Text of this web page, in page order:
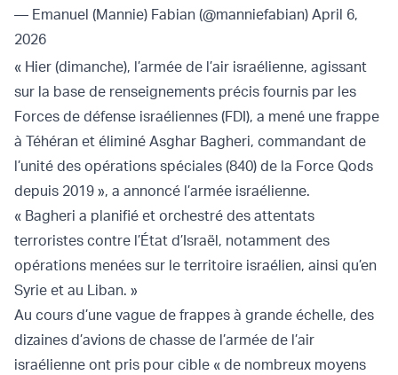
— Emanuel (Mannie) Fabian (@manniefabian) April 6,
2026
« Hier (dimanche), l’armée de l’air israélienne, agissant
sur la base de renseignements précis fournis par les
Forces de défense israéliennes (FDI), a mené une frappe
à Téhéran et éliminé Asghar Bagheri, commandant de
l’unité des opérations spéciales (840) de la Force Qods
depuis 2019 », a annoncé l’armée israélienne.
« Bagheri a planifié et orchestré des attentats
terroristes contre l’État d’Israël, notamment des
opérations menées sur le territoire israélien, ainsi qu’en
Syrie et au Liban. »
Au cours d’une vague de frappes à grande échelle, des
dizaines d’avions de chasse de l’armée de l’air
israélienne ont pris pour cible « de nombreux moyens